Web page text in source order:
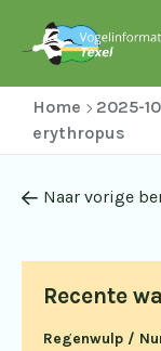
Home
2025-
erythropus
Recente
Regenwulp /
Naar vorige